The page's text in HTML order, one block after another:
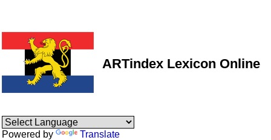
ARTindex Lexicon Online
Powered by Translate